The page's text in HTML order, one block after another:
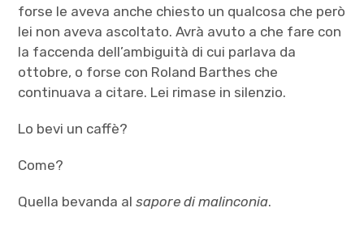
forse le aveva anche chiesto un qualcosa che però
lei non aveva ascoltato. Avrà avuto a che fare con
la faccenda dell’ambiguità di cui parlava da
ottobre, o forse con Roland Barthes che
continuava a citare. Lei rimase in silenzio.
Lo bevi un caffè?
Come?
Quella bevanda al sapore di malinconia.